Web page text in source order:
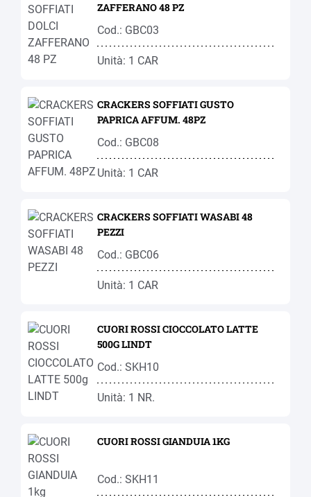
ZAFFERANO 48 PZ
Cod.: GBC03
Unità: 1 CAR
CRACKERS SOFFIATI GUSTO
PAPRICA AFFUM. 48PZ
Cod.: GBC08
Unità: 1 CAR
CRACKERS SOFFIATI WASABI 48
PEZZI
Cod.: GBC06
Unità: 1 CAR
CUORI ROSSI CIOCCOLATO LATTE
500G LINDT
Cod.: SKH10
Unità: 1 NR.
CUORI ROSSI GIANDUIA 1KG
Cod.: SKH11